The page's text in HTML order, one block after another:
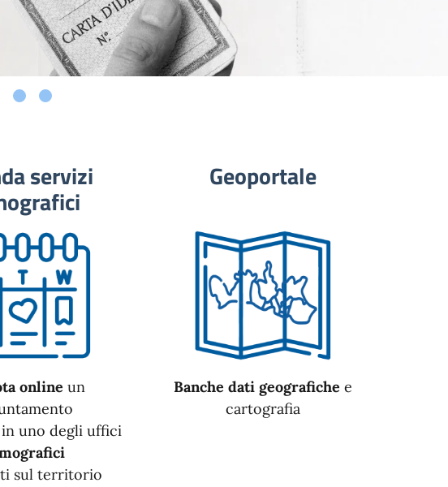
servizi
online un
uno degli uffici
sul territorio
Geoportale
Banche dati geografiche e
cartografia